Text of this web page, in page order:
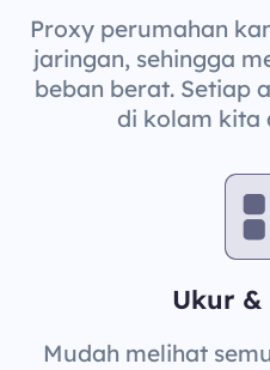
Proxy perumahan
jaringan, sehingga
beban berat. Setiap
di kolam kita
Ukur
Mudah melihat